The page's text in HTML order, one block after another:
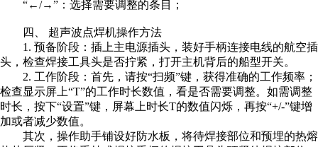
“←/→”：选择需要调整的条目；
四、 超声波点焊机操作方法
1. 预备阶段：插上主电源插头，装好手柄连接电线的航空插
头，检查焊接工具头是否拧紧，打开主机背后的船型开关。
2. 工作阶段：首先，请按“扫频”键，获得准确的工作频率；
检查显示屏上“T”的工作时长数值，看是否需要调整。如需调整
时长，按下“设置”键，屏幕上时长T的数值闪烁，再按“+/-”键增
加或者减少数值。
其次，操作助手铺设好防水板，将待焊接部位和预埋的热熔